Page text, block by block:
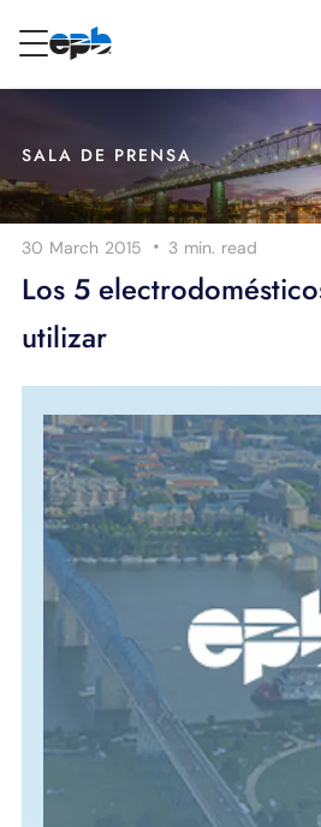
Internet
Energía
Televisión
Teléfono
BLOG
APOYO
IDIOMA
principal
SALA DE PRENSA
30 March 2015 · 3 min. read
Los 5
utilizar